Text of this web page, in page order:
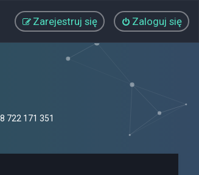
Zaloguj się
Zarejestruj się
722 171 351